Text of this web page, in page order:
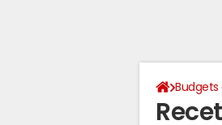
Budgets